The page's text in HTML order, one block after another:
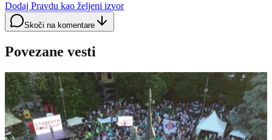
Dodaj Pravdu kao željeni izvor
Skoči na komentare
Povezane vesti